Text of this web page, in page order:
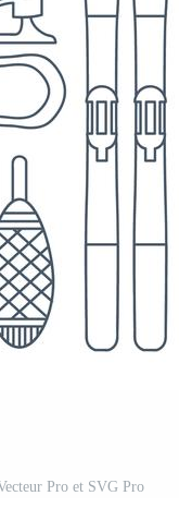
Pro et SVG Pro